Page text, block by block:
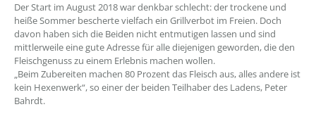
Der Start im August 2018 war denkbar schlecht: der trockene und
heiße Sommer bescherte vielfach ein Grillverbot im Freien. Doch
davon haben sich die Beiden nicht entmutigen lassen und sind
mittlerweile eine gute Adresse für alle diejenigen geworden, die den
Fleischgenuss zu einem Erlebnis machen wollen.
„Beim Zubereiten machen 80 Prozent das Fleisch aus, alles andere ist
kein Hexenwerk“, so einer der beiden Teilhaber des Ladens, Peter
Bahrdt.